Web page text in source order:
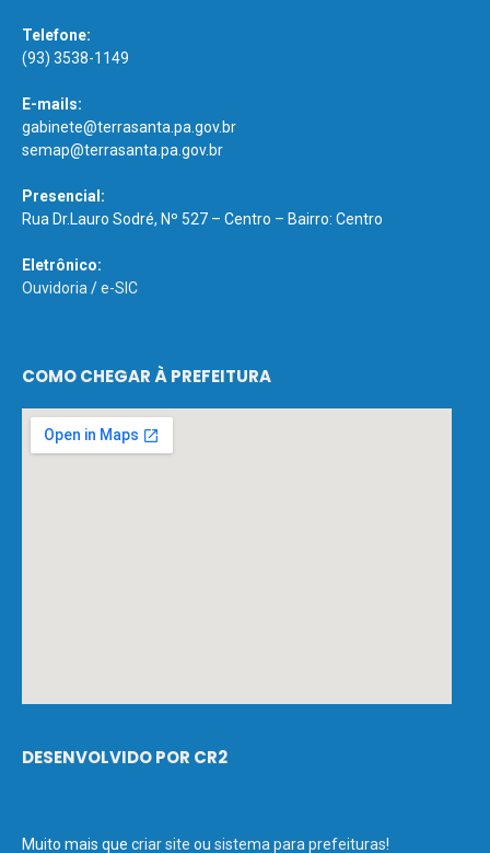
Telefone:
(93) 3538-1149
E-mails:
gabinete@terrasanta.pa.gov.br
semap@terrasanta.pa.gov.br
Presencial:
Rua Dr.Lauro Sodré, Nº 527 – Centro – Bairro: Centro
Eletrônico:
Ouvidoria/e-SIC
COMO CHEGAR À PREFEITURA
DESENVOLVIDO POR CR2
Muito mais que criar site ou sistema para prefeituras!